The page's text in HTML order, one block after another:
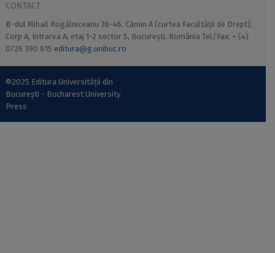
CONTACT
B-dul Mihail Kogălniceanu 36-46, Cămin A (curtea Facultății de Drept),
Corp A, Intrarea A, etaj 1-2 sector 5, București, România Tel/Fax: + (4)
0726 390 815 editura@g.unibuc.ro
©2025 Editura Universității din
București - Bucharest University
Press